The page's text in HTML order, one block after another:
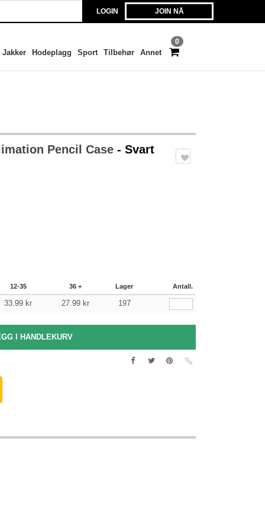
LOGIN JOIN NÅ
0
Jakker Hodeplagg Sport Tilbehør Annet
Pencil Case - Svart
12-35 36 + Lager Antall.
33.99 kr 27.99 kr 197